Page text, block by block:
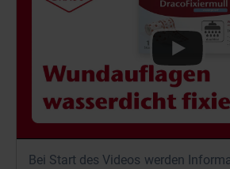
Bei Start des Videos werden